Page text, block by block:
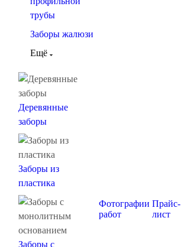
трубы
Заборы жалюзи
Ещё
Деревянные
заборы
Заборы из
пластика
Заборы с
Фотографии
работ
Прайс-
лист